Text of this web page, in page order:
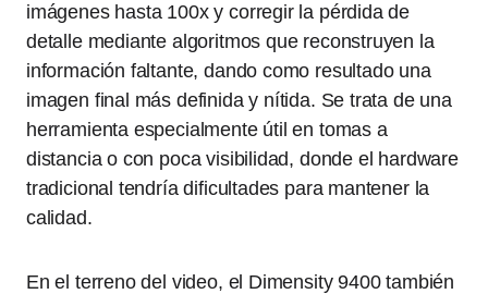
imágenes hasta 100x y corregir la pérdida de
detalle mediante algoritmos que reconstruyen la
información faltante, dando como resultado una
imagen final más definida y nítida. Se trata de una
herramienta especialmente útil en tomas a
distancia o con poca visibilidad, donde el hardware
tradicional tendría dificultades para mantener la
calidad.
En el terreno del video, el Dimensity 9400 también